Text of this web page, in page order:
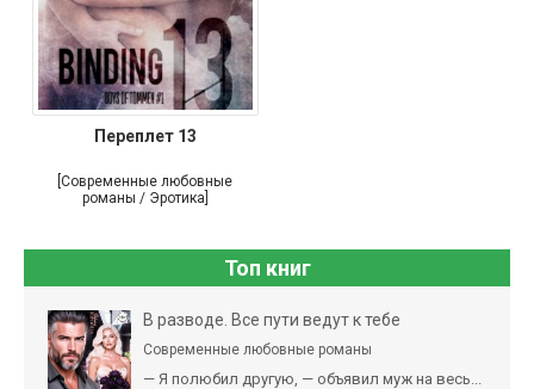
Переплет 13
[Современные любовные
романы / Эротика]
Топ книг
В разводе. Все пути ведут к тебе
Современные любовные романы
— Я полюбил другую, — объявил муж на весь...